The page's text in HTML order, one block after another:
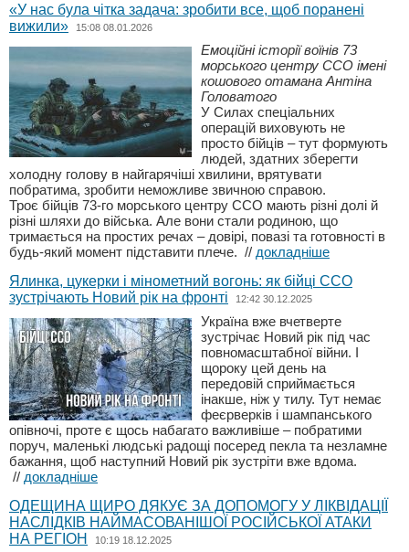
«У нас була чітка задача: зробити все, щоб поранені
вижили»
15:08 08.01.2026
Емоційні історії воїнів 73
морського центру ССО імені
кошового отамана Антіна
Головатого
У Силах спеціальних
операцій виховують не
просто бійців – тут формують
людей, здатних зберегти
холодну голову в найгарячіші хвилини, врятувати
побратима, зробити неможливе звичною справою.
Троє бійців 73-го морського центру ССО мають різні долі й
різні шляхи до війська. Але вони стали родиною, що
тримається на простих речах – довірі, повазі та готовності в
будь-який момент підставити плече. // докладніше
Ялинка, цукерки і мінометний вогонь: як бійці ССО
зустрічають Новий рік на фронті
12:42 30.12.2025
Україна вже вчетверте
зустрічає Новий рік під час
повномасштабної війни. І
щороку цей день на
передовій сприймається
інакше, ніж у тилу. Тут немає
феєрверків і шампанського
опівночі, проте є щось набагато важливіше – побратими
поруч, маленькі людські радощі посеред пекла та незламне
бажання, щоб наступний Новий рік зустріти вже вдома.
// докладніше
ОДЕЩИНА ЩИРО ДЯКУЄ ЗА ДОПОМОГУ У ЛІКВІДАЦІЇ
НАСЛІДКІВ НАЙМАСОВАНІШОЇ РОСІЙСЬКОЇ АТАКИ
НА РЕГІОН
10:19 18.12.2025